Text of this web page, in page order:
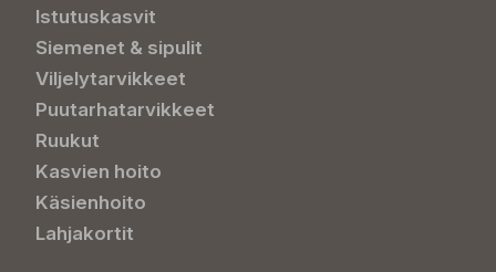
Istutuskasvit
Siemenet & sipulit
Viljelytarvikkeet
Puutarhatarvikkeet
Ruukut
Kasvien hoito
Käsienhoito
Lahjakortit